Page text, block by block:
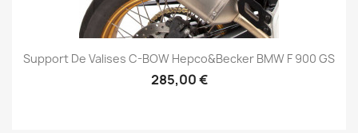
Support De Valises C-BOW Hepco&Becker BMW F 900 GS
285,00 €